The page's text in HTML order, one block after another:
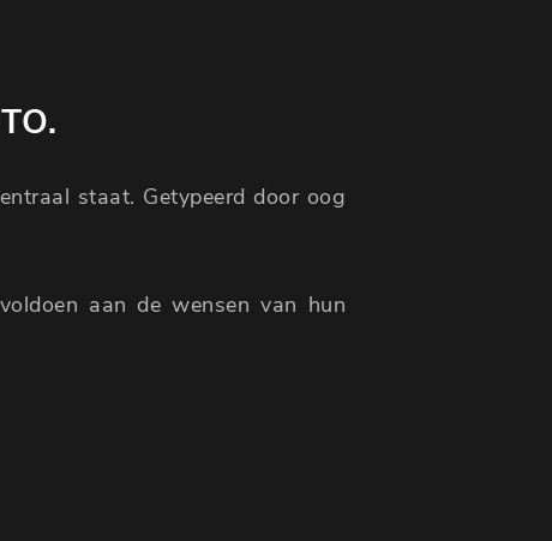
staat. Getypeerd door oog
aan de wensen van hun